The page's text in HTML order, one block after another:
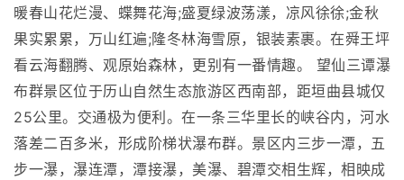
暖春山花烂漫、蝶舞花海;盛夏绿波荡漾，凉风徐徐;金秋
果实累累，万山红遍;隆冬林海雪原，银装素裹。在舜王坪
看云海翻腾、观原始森林，更别有一番情趣。 望仙三谭瀑
布群景区位于历山自然生态旅游区西南部，距垣曲县城仅
25公里。交通极为便利。在一条三华里长的峡谷内，河水
落差二百多米，形成阶梯状瀑布群。景区内三步一潭，五
步一瀑，瀑连潭，潭接瀑，美瀑、碧潭交相生辉，相映成